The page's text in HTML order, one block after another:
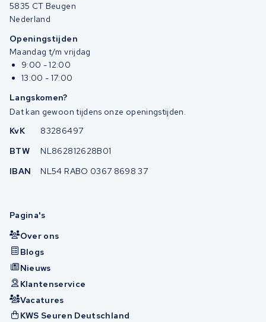
5835 CT Beugen
Nederland
Openingstijden
Maandag t/m vrijdag
9:00 - 12:00
13:00 - 17:00
Langskomen?
Dat kan gewoon tijdens onze openingstijden.
KvK
83286497
BTW
NL862812628B01
IBAN
NL54 RABO 0367 8698 37
Pagina's
Over ons
Blogs
Nieuws
Klantenservice
Vacatures
KWS Seuren Deutschland